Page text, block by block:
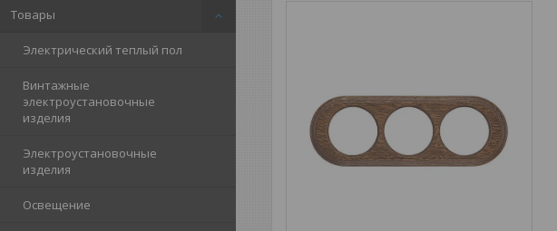
Товары
Электрический теплый пол
Винтажные
электроустановочные
изделия
Электроустановочные
изделия
Освещение